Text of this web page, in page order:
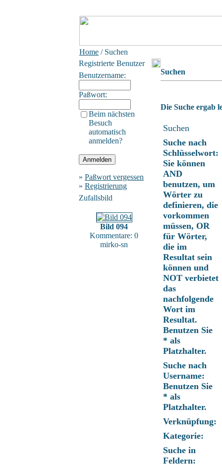
Home / Suchen
Registrierte Benutzer
Benutzername:
Paßwort:
Beim nächsten
Besuch
automatisch
anmelden?
» Paßwort vergessen
» Registrierung
Zufallsbild
Bild 094
Kommentare: 0
mirko-sn
Suchen
Die Suche ergab
Suchen
Suche nach
Schlüsselwort:
Sie können
AND
benutzen, um
Wörter zu
definieren, die
vorkommen
müssen, OR
für Wörter,
die im
Resultat sein
können und
NOT verbietet
das
nachfolgende
Wort im
Resultat.
Benutzen Sie
* als
Platzhalter.
Suche nach
Username:
Benutzen Sie
* als
Platzhalter.
Verknüpfung:
Kategorie:
Suche in
Feldern: